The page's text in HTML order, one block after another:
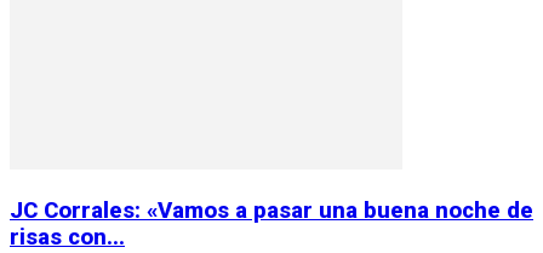
JC Corrales: «Vamos a pasar una buena noche de
risas con...